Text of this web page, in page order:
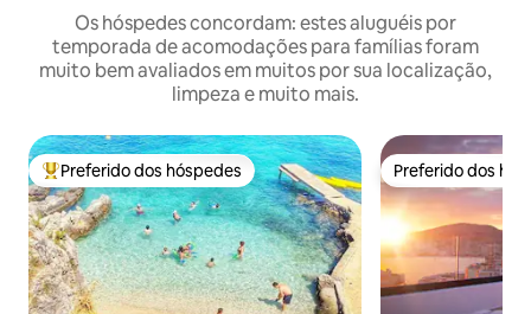
Os hóspedes concordam: estes aluguéis por
temporada de acomodações para famílias foram
muito bem avaliados em muitos por sua localização,
limpeza e muito mais.
Entre os melhores preferidos dos hóspedes
Preferido dos hóspedes Preferido dos
Preferido dos